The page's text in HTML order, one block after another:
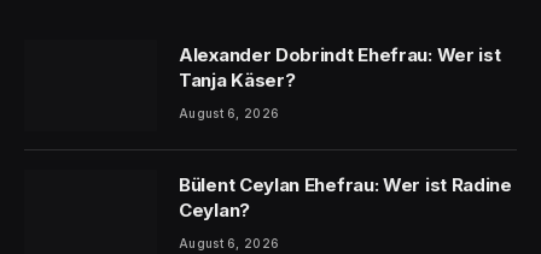
Alexander Dobrindt Ehefrau: Wer ist
Tanja Käser?
August 6, 2026
Bülent Ceylan Ehefrau: Wer ist Radine
Ceylan?
August 6, 2026